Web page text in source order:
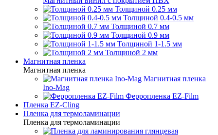
Толщиной 0.25 мм
Толщиной 0.4-0.5 мм
Толщиной 0.7 мм
Толщиной 0.9 мм
Толщиной 1-1.5 мм
Толщиной 2 мм
Магнитная пленка
Магнитная пленка
Магнитная пленка
Ino-Mag
Ферропленка EZ-Film
Пленка EZ-Cling
Пленка для термоламинации
Пленка для термоламинации